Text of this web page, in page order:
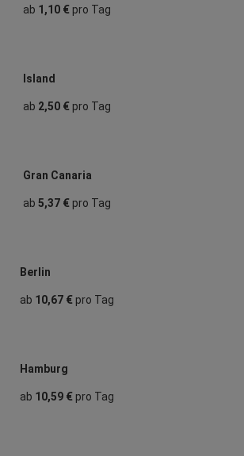
ab 1,10 €pro Tag
Island
ab 2,50 €pro Tag
Gran Canaria
ab 5,37 €pro Tag
Berlin
ab 10,67 €pro Tag
Hamburg
ab 10,59 €pro Tag